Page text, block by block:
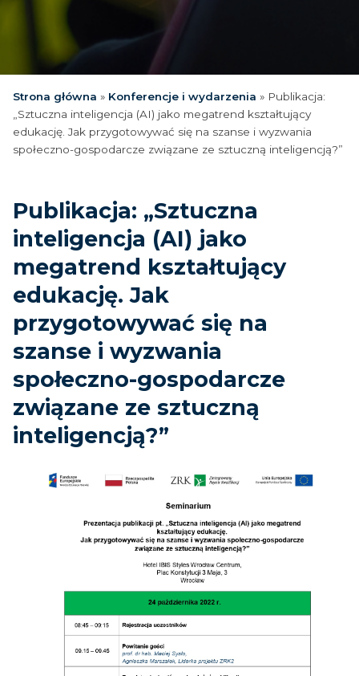
Strona główna » Konferencje i wydarzenia » Publikacja:
„Sztuczna inteligencja (AI) jako megatrend kształtujący
edukację. Jak przygotowywać się na szanse i wyzwania
społeczno-gospodarcze związane ze sztuczną inteligencją?”
Publikacja: „Sztuczna
inteligencja (AI) jako
megatrend kształtujący
edukację. Jak
przygotowywać się na
szanse i wyzwania
społeczno-gospodarcze
związane ze sztuczną
inteligencją?”